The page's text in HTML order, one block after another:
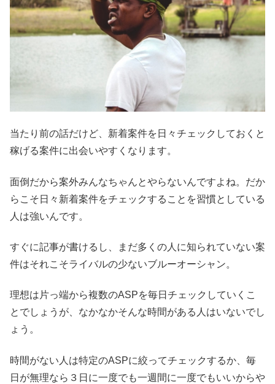
当たり前の話だけど、新着案件を日々チェックしておくと
稼げる案件に出会いやすくなります。
面倒だから案外みんなちゃんとやらないんですよね。だか
らこそ日々新着案件をチェックすることを習慣としている
人は強いんです。
すぐに記事が書けるし、まだ多くの人に知られていない案
件はそれこそライバルの少ないブルーオーシャン。
理想は片っ端から複数のASPを毎日チェックしていくこ
とでしょうが、なかなかそんな時間がある人はいないでし
ょう。
時間がない人は特定のASPに絞ってチェックするか、毎
日が無理なら３日に一度でも一週間に一度でもいいからや